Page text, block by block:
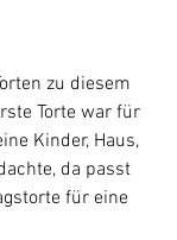
zu diesem
Torte war für
Kinder, Haus,
da passt
für eine